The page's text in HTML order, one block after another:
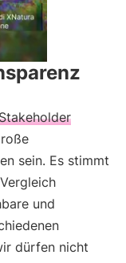
sein. Es stimmt
und
dürfen nicht